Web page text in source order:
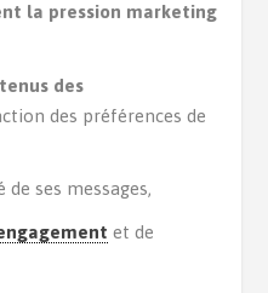
la pression marketing
des
des préférences de
ses messages,
et de